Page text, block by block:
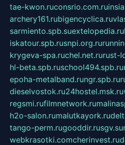
tae-kwon.ruconsrio.com.ru
archery161.rubigencyclica.ru
sarmiento.spb.suextelopedia.ru
iskatour.spb.rusnpi.org.ru
krygeva-spa.ruchel.net.rurust-
hl-beta.spb.ruschool494.spb.ru
epoha-metalband.rungr.spb.ru
dieselvostok.ru24hostel.msk.ru
regsmi.rufilmnetwork.ru
h2o-salon.rumalutkayork.ru
tango-perm.rugooddir.rusgv.su
webkrasotki.comcherinvest.ru